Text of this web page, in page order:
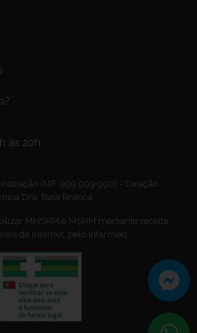
às 20h
(NIF 999 999 990) - Direção
Dra. Bata Branca
MNSRM e MSRM mediante receita
da Internet, pelo Infarmed.